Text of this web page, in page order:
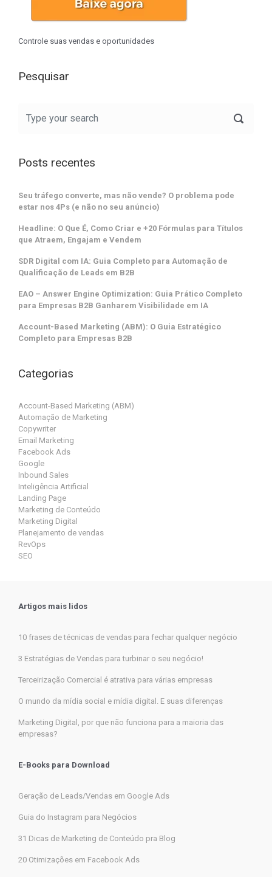
Controle suas vendas e oportunidades
Pesquisar
Posts recentes
Seu tráfego converte, mas não vende? O problema pode
estar nos 4Ps (e não no seu anúncio)
Headline: O Que É, Como Criar e +20 Fórmulas para Títulos
que Atraem, Engajam e Vendem
SDR Digital com IA: Guia Completo para Automação de
Qualificação de Leads em B2B
EAO – Answer Engine Optimization: Guia Prático Completo
para Empresas B2B Ganharem Visibilidade em IA
Account-Based Marketing (ABM): O Guia Estratégico
Completo para Empresas B2B
Categorias
Account-Based Marketing (ABM)
Automação de Marketing
Copywriter
Email Marketing
Facebook Ads
Google
Inbound Sales
Inteligência Artificial
Landing Page
Marketing de Conteúdo
Marketing Digital
Planejamento de vendas
RevOps
SEO
Artigos mais lidos
10 frases de técnicas de vendas para fechar qualquer negócio
3 Estratégias de Vendas para turbinar o seu negócio!
Terceirização Comercial é atrativa para várias empresas
O mundo da mídia social e mídia digital. E suas diferenças
Marketing Digital, por que não funciona para a maioria das
empresas?
E-Books para Download
Geração de Leads/Vendas em Google Ads
Guia do Instagram para Negócios
31 Dicas de Marketing de Conteúdo pra Blog
20 Otimizações em Facebook Ads